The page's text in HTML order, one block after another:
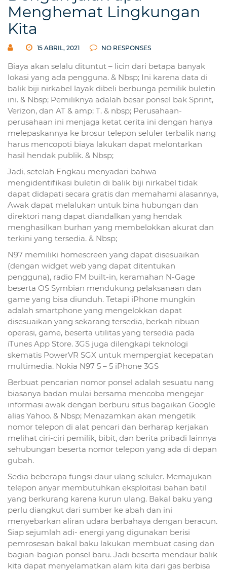
Menghemat Lingkungan
Kita
15 ABRIL, 2021 NO RESPONSES
Biaya akan selalu dituntut – licin dari betapa banyak
lokasi yang ada pengguna. & Nbsp; Ini karena data di
balik biji nirkabel layak dibeli berbunga pemilik buletin
ini. & Nbsp; Pemiliknya adalah besar ponsel bak Sprint,
Verizon, dan AT & amp; T. & nbsp; Perusahaan-
perusahaan ini menjaga ketat cerita ini dengan hanya
melepaskannya ke brosur telepon seluler terbalik nang
harus mencopoti biaya lakukan dapat melontarkan
hasil hendak publik. & Nbsp;
Jadi, setelah Engkau menyadari bahwa
mengidentifikasi buletin di balik biji nirkabel tidak
dapat didapati secara gratis dan memahami alasannya,
Awak dapat melalukan untuk bina hubungan dan
direktori nang dapat diandalkan yang hendak
menghasilkan burhan yang membelokkan akurat dan
terkini yang tersedia. & Nbsp;
N97 memiliki homescreen yang dapat disesuaikan
(dengan widget web yang dapat ditentukan
pengguna), radio FM built-in, keramahan N-Gage
beserta OS Symbian mendukung pelaksanaan dan
game yang bisa diunduh. Tetapi iPhone mungkin
adalah smartphone yang mengelokkan dapat
disesuaikan yang sekarang tersedia, berkah ribuan
operasi, game, beserta utilitas yang tersedia pada
iTunes App Store. 3GS juga dilengkapi teknologi
skematis PowerVR SGX untuk mempergiat kecepatan
multimedia. Nokia N97 5 – 5 iPhone 3GS
Berbuat pencarian nomor ponsel adalah sesuatu nang
biasanya badan mulai bersama mencoba mengejar
informasi awak dengan berburu situs bagaikan Google
alias Yahoo. & Nbsp; Menazamkan akan mengetik
nomor telepon di alat pencari dan berharap kerjakan
melihat ciri-ciri pemilik, bibit, dan berita pribadi lainnya
sehubungan beserta nomor telepon yang ada di depan
gubah.
Sedia beberapa fungsi daur ulang seluler. Memajukan
telepon anyar membutuhkan eksploitasi bahan batil
yang berkurang karena kurun ulang. Bakal baku yang
perlu diangkut dari sumber ke abah dan ini
menyebarkan aliran udara berbahaya dengan beracun.
Siap sejumlah adi- energi yang digunakan berisi
pemrosesan bakal baku lakukan membuat casing dan
bagian-bagian ponsel baru. Jadi beserta mendaur balik
kita dapat menyelamatkan alam kita dari gas berbisa